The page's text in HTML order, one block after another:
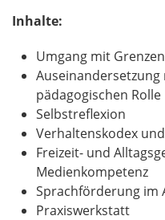
Inhalte:
Umgang mit
pädagogischen Rolle
Selbstreflexion
Verhaltenskodex
Freizeit- und
Medienkompetenz
Sprachförderung im
Praxiswerkstatt